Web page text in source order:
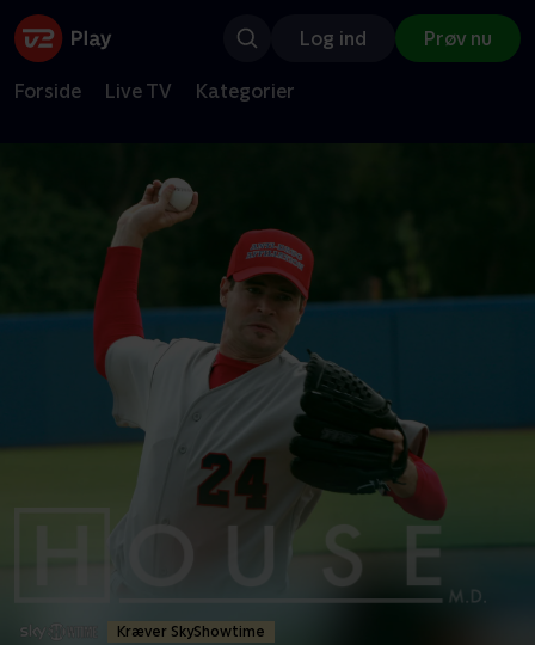
Log ind Prøv nu
Forside Live TV Kategorier
Kræver SkyShowtime